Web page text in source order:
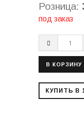
Розница:
под заказ
КУПИТЬ В